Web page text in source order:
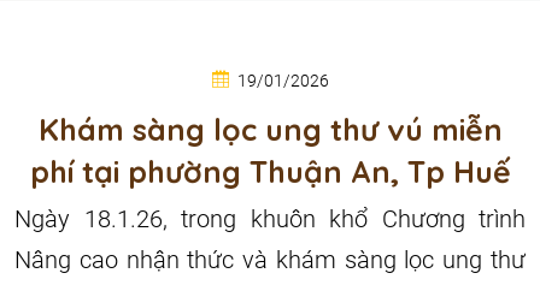
19/01/2026
Khám sàng lọc ung thư vú miễn
phí tại phường Thuận An, Tp Huế
Ngày 18.1.26, trong khuôn khổ Chương trình
Nâng cao nhận thức và khám sàng lọc ung thư